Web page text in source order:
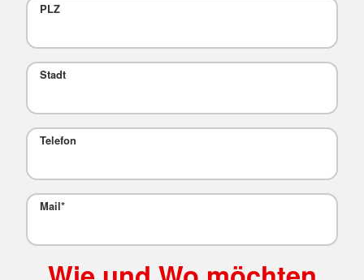
PLZ
Stadt
Telefon
Mail*